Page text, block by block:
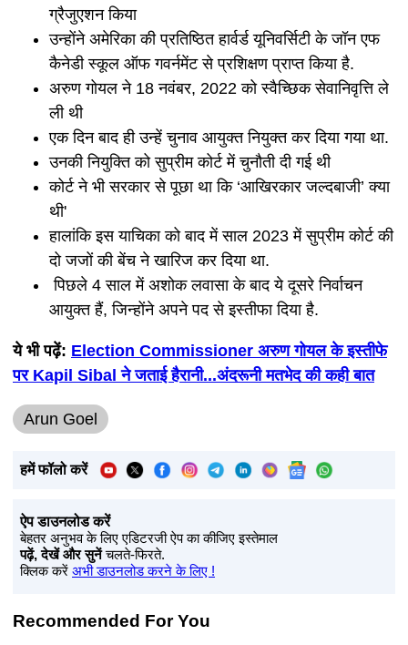
ग्रैजुएशन किया
उन्होंने अमेरिका की प्रतिष्ठित हार्वर्ड यूनिवर्सिटी के जॉन एफ
कैनेडी स्कूल ऑफ गवर्नमेंट से प्रशिक्षण प्राप्त किया है.
अरुण गोयल ने 18 नवंबर, 2022 को स्वैच्छिक सेवानिवृत्ति ले
ली थी
एक दिन बाद ही उन्हें चुनाव आयुक्त नियुक्त कर दिया गया था.
उनकी नियुक्ति को सुप्रीम कोर्ट में चुनौती दी गई थी
कोर्ट ने भी सरकार से पूछा था कि ‘आखिरकार जल्दबाजी’ क्या
थी'
हालांकि इस याचिका को बाद में साल 2023 में सुप्रीम कोर्ट की
दो जजों की बेंच ने खारिज कर दिया था.
पिछले 4 साल में अशोक लवासा के बाद ये दूसरे निर्वाचन
आयुक्त हैं, जिन्होंने अपने पद से इस्तीफा दिया है.
ये भी पढ़ें: Election Commissioner अरुण गोयल के इस्तीफे
पर Kapil Sibal ने जताई हैरानी...अंदरूनी मतभेद की कही बात
Arun Goel
हमें फॉलो करें
ऐप डाउनलोड करें
बेहतर अनुभव के लिए एडिटरजी ऐप का कीजिए इस्तेमाल
पढ़ें, देखें और सुनेंचलते-फिरते.
क्लिक करें अभी डाउनलोड करने के लिए !
Recommended For You